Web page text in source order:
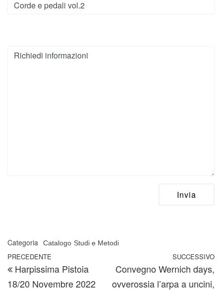
Categoria Catalogo Studi e Metodi
Navigazione articoli
Articolo precedente
PRECEDENTE
Harpissima Pistoia
18/20 Novembre 2022
SUCCESSIVO
Convegno Wernich days,
ovverossia l’arpa a uncini,